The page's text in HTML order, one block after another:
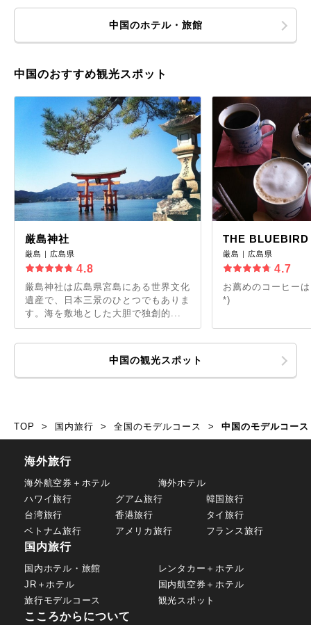
中国のホテル・旅館
中国のおすすめ観光スポット
厳島神社
厳島｜広島県
4.8
厳島神社は広島県宮島にある世界文化
遺産で、日本三景のひとつでもありま
す。海を敷地とした大胆で独創的...
THE
厳島｜広島県
4.7
お薦めのコーヒー
*)
中国の観光スポット
TOP 国内旅行 全国のモデルコース 中国のモデルコース
海外旅行
海外航空券＋ホテル
海外ホテル
ハワイ旅行
グアム旅行
韓国旅行
台湾旅行
香港旅行
タイ旅行
ベトナム旅行
アメリカ旅行 フランス旅行
国内旅行
国内ホテル・旅館
レンタカー＋ホテル
JR＋ホテル
国内航空券＋ホテル
旅行モデルコース
観光スポット
こころからについて